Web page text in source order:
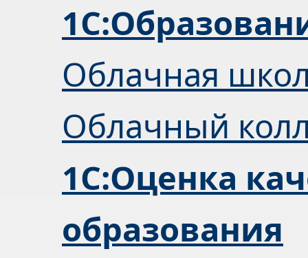
Облачная
Облачный
1С:Оценка
образования